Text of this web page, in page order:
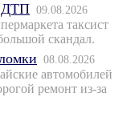
ДТП 09.08.2026
таксист
скандал.
08.08.2026
автомобилей
ремонт из-за